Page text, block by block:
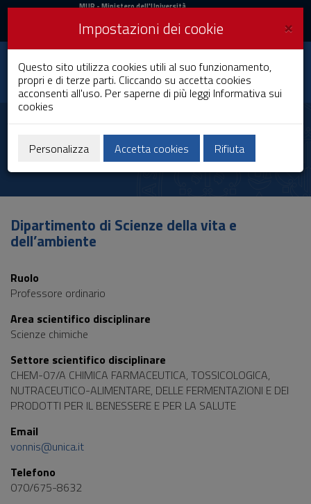
Vai
al
navigazione
sito
al
Footer
MIUR
Accedi
MUR- Ministero dell'Università
Accedi UniCA News
Toggle
navigation
Università degli
Studi di Cagliari
Valentina Onnis
Dipartimento di Scienze della vita e
dell’ambiente
Ruolo
Professore ordinario
Area scientifico disciplinare
Scienze chimiche
Settore scientifico disciplinare
CHEM-07/A CHIMICA FARMACEUTICA, TOSSICOLOGICA,
NUTRACEUTICO-ALIMENTARE, DELLE FERMENTAZIONI E DEI
PRODOTTI PER IL BENESSERE E PER LA SALUTE
Email
vonnis@unica.it
Telefono
070/675-8632
×
Impostazioni dei cookie
Questo sito utilizza cookies utili al suo funzionamento,
propri e di terze parti. Cliccando su accetta cookies
acconsenti all'uso. Per saperne di più leggi Informativa sui
cookies
Personalizza Accetta cookies Rifiuta